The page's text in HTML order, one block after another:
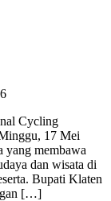
Cycling
17 Mei
yang membawa
dan wisata di
Bupati Klaten
[…]